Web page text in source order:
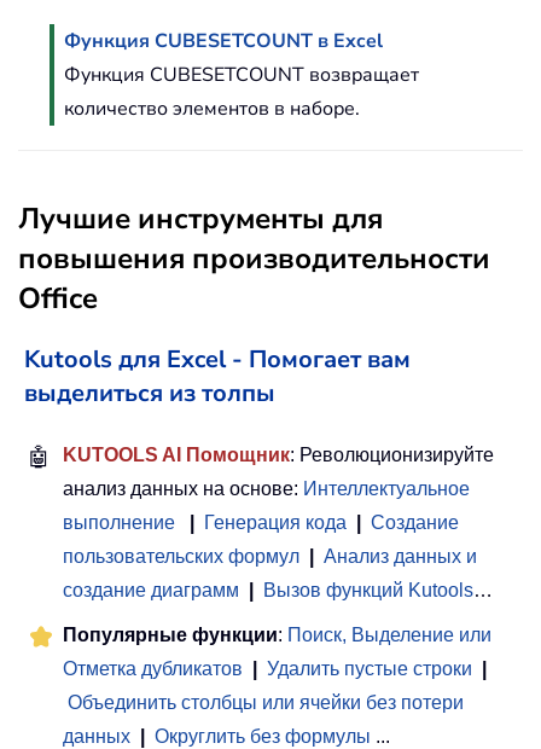
Функция CUBESETCOUNT в Excel
Функция CUBESETCOUNT возвращает
количество элементов в наборе.
Лучшие инструменты для
повышения производительности
Office
Kutools для Excel - Помогает вам
выделиться из толпы
🤖 KUTOOLS AI Помощник: Революционизируйте
анализ данных на основе: Интеллектуальное
выполнение
Генерация кода
Создание
пользовательских формул
Анализ данных и
создание диаграмм
Вызов функций Kutools…
Популярные функции: Поиск, Выделение или
Отметка дубликатов
Удалить пустые строки
Объединить столбцы или ячейки без потери
данных
Округлить без формулы ...